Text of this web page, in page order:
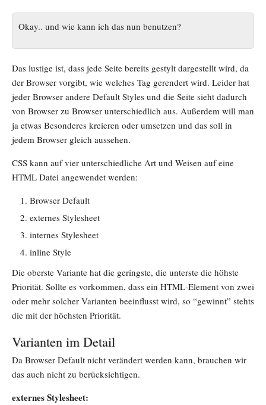
Okay.. und wie kann ich das nun benutzen?
Das lustige ist, dass jede Seite bereits gestylt dargestellt wird, da
der Browser vorgibt, wie welches Tag gerendert wird. Leider hat
jeder Browser andere Default Styles und die Seite sieht dadurch
von Browser zu Browser unterschiedlich aus. Außerdem will man
ja etwas Besonderes kreieren oder umsetzen und das soll in
jedem Browser gleich aussehen.
CSS kann auf vier unterschiedliche Art und Weisen auf eine
HTML Datei angewendet werden:
Browser Default
externes Stylesheet
internes Stylesheet
inline Style
Die oberste Variante hat die geringste, die unterste die höhste
Priorität. Sollte es vorkommen, dass ein HTML-Element von zwei
oder mehr solcher Varianten beeinflusst wird, so “gewinnt” stehts
die mit der höchsten Priorität.
Varianten im Detail
Da Browser Default nicht verändert werden kann, brauchen wir
das auch nicht zu berücksichtigen.
externes Stylesheet: